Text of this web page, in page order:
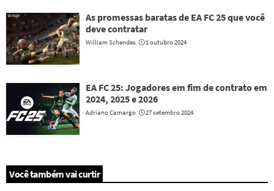
As promessas baratas de EA FC 25 que você
deve contratar
William Schendes 1 outubro 2024
EA FC 25: Jogadores em fim de contrato em
2024, 2025 e 2026
Adriano Camargo 27 setembro 2024
Você também vai curtir